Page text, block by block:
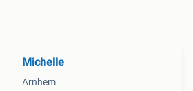
Michelle
Arnhem